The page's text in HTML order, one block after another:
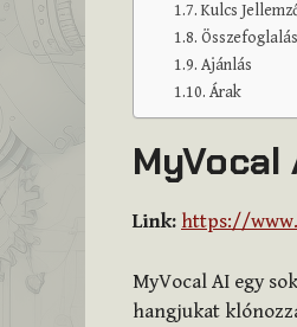
Kulcs
Összefoglalás
Ajánlás
Árak
Link: https://
MyVocal AI egy
hangjukat